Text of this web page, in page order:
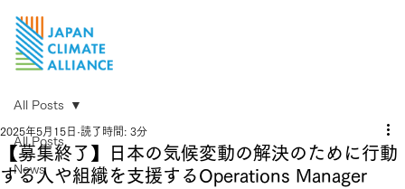
All Posts
News
All Posts
【募集終了】日本の気候変動の解決のために行動
する人や組織を支援するOperations Manager
2025年5月15日 読了時間: 3分